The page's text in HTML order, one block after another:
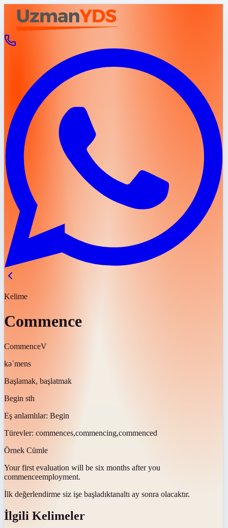
Kelime
Commence
CommenceV
kəˈmens
Başlamak, başlatmak
Begin sth
Eş anlamlılar: Begin
Türevler: commences,commencing,commenced
Örnek Cümle
Your first evaluation will be six months after you
commenceemployment.
İlk değerlendirme siz işe başladıktanaltı ay sonra olacaktır.
İlgili Kelimeler